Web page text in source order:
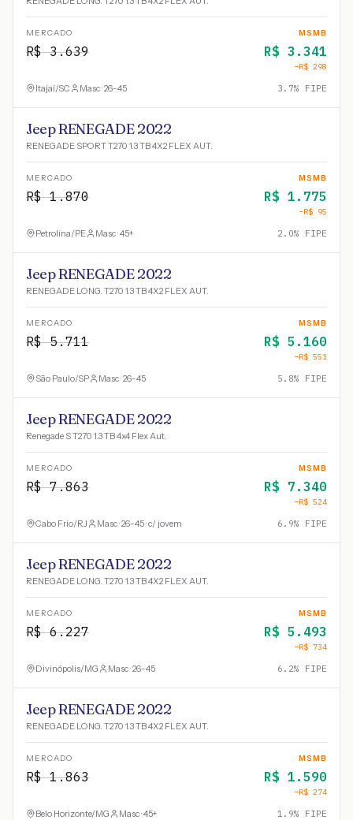
MERCADO
R$3.639
MSMB
R$ 3.341
−R$ 298
Itajaí/SC Masc · 26-45 3.7% FIPE
Jeep RENEGADE 2022
RENEGADE SPORT T270 1.3 TB 4X2 FLEX AUT.
MERCADO
R$1.870
MSMB
R$ 1.775
−R$ 95
Petrolina/PE Masc · 45+ 2.0% FIPE
Jeep RENEGADE 2022
RENEGADE LONG. T270 1.3 TB 4X2 FLEX AUT.
MERCADO
R$5.711
MSMB
R$ 5.160
−R$ 551
São Paulo/SP Masc · 26-45 5.8% FIPE
Jeep RENEGADE 2022
Renegade S T270 1.3 TB 4x4 Flex Aut.
MERCADO
R$7.863
MSMB
R$ 7.340
−R$ 524
Cabo Frio/RJ Masc · 26-45 · c/ jovem 6.9% FIPE
Jeep RENEGADE 2022
RENEGADE LONG. T270 1.3 TB 4X2 FLEX AUT.
MERCADO
R$6.227
MSMB
R$ 5.493
−R$ 734
Divinópolis/MG Masc · 26-45 6.2% FIPE
Jeep RENEGADE 2022
RENEGADE LONG. T270 1.3 TB 4X2 FLEX AUT.
MERCADO
R$1.863
MSMB
R$ 1.590
−R$ 274
Belo Horizonte/MG Masc · 45+ 1.9% FIPE